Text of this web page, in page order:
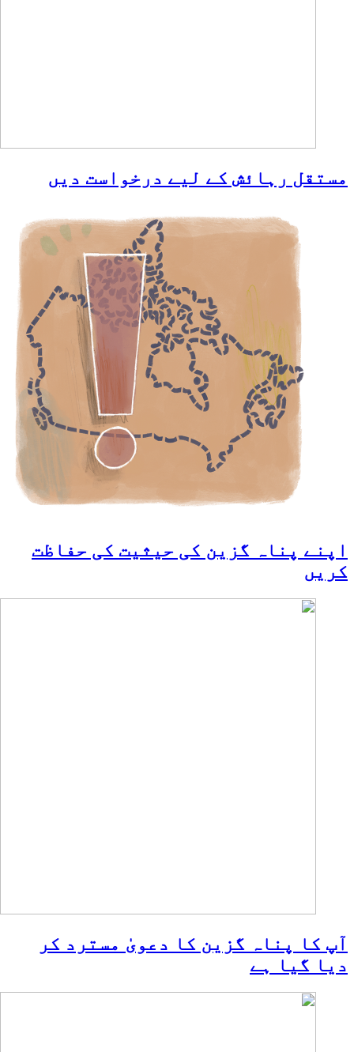
مستقل رہائش کے لیے درخواست دیں
اپنے پناہ گزین کی حیثیت کی حفاظت
کریں
آپ کا پناہ گزین کا دعویٰ مسترد کر
دیا گیا ہے